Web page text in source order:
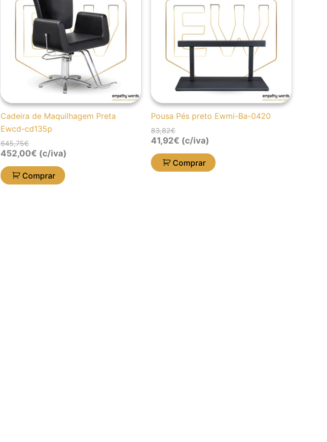
Cadeira de Maquilhagem Preta
Ewcd-cd135p
645,75€
645,75€.
452,00€.
452,00€ (c/iva)
Comprar
Pousa Pés preto Ewmi-Ba-0420
83,82€
41,92€ (c/iva)
Comprar